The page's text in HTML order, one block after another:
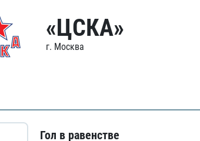
«ЦСКА»
г. Москва
Гол в равенстве